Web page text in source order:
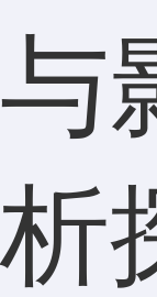
与
析